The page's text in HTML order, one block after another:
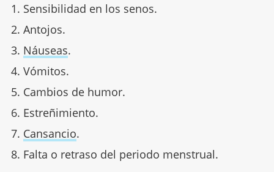
Sensibilidad en los senos.
Antojos.
Náuseas.
Vómitos.
Cambios de humor.
Estreñimiento.
Cansancio.
Falta o retraso del periodo menstrual.